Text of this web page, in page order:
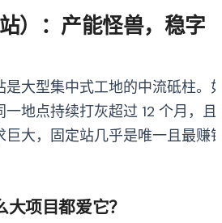
）：产能怪兽，稳字
是大型集中式工地的中流砥柱。
地点持续打灰超过 12 个月，且
巨大，固定站几乎是唯一且最赚
项目都爱它？